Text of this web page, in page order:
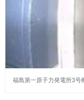
福島第一原子力発電所3号